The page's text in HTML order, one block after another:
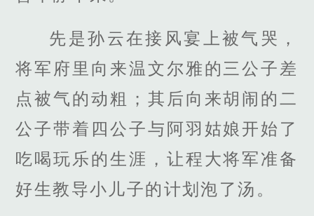
先是孙云在接风宴上被气哭，
将军府里向来温文尔雅的三公子差
点被气的动粗；其后向来胡闹的二
公子带着四公子与阿羽姑娘开始了
吃喝玩乐的生涯，让程大将军准备
好生教导小儿子的计划泡了汤。